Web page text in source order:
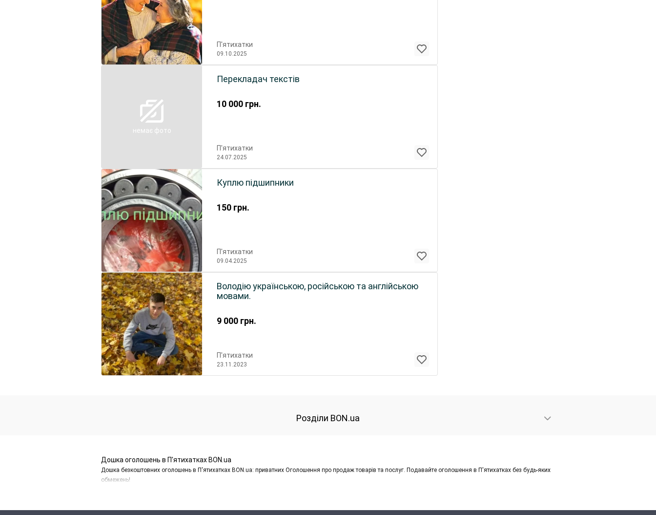
П'ятихатки
09.10.2025
немає фото
10 000 грн.
Перекладач текстів
П'ятихатки
24.07.2025
150 грн.
Куплю підшипники
П'ятихатки
09.04.2025
9 000 грн.
Володію українською, російською та англійською
мовами.
П'ятихатки
23.11.2023
Розділи BON.ua
Дошка оголошень в П'ятихатках BON.ua
Дошка безкоштовних оголошень в П'ятихатках BON.ua: приватних Оголошення про продаж товарів та послуг. Подавайте оголошення в П'ятихатках без будь-яких
обмежень!